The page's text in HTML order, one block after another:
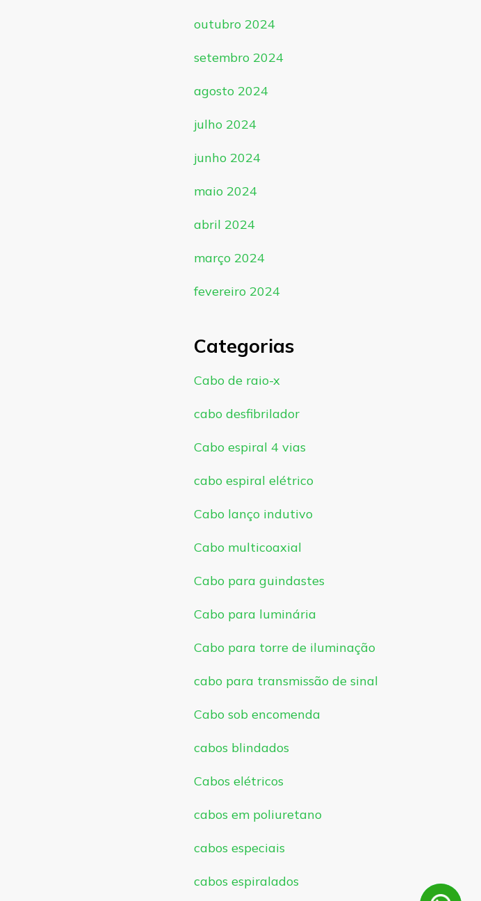
outubro 2024
setembro 2024
agosto 2024
julho 2024
junho 2024
maio 2024
abril 2024
março 2024
fevereiro 2024
Categorias
Cabo de raio-x
cabo desfibrilador
Cabo espiral 4 vias
cabo espiral elétrico
Cabo lanço indutivo
Cabo multicoaxial
Cabo para guindastes
Cabo para luminária
Cabo para torre de iluminação
cabo para transmissão de sinal
Cabo sob encomenda
cabos blindados
Cabos elétricos
cabos em poliuretano
cabos especiais
cabos espiralados